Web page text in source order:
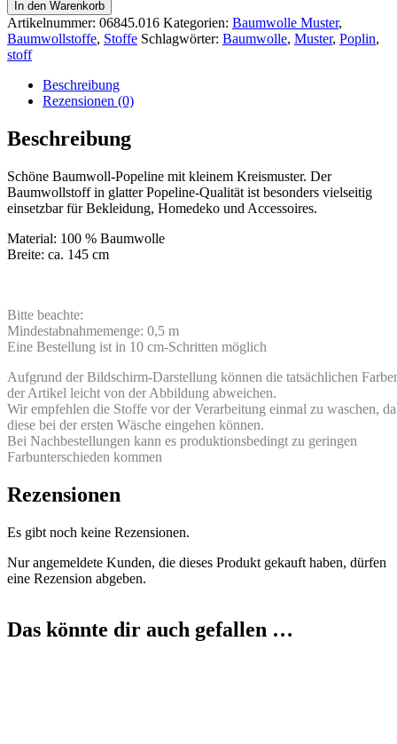
In den Warenkorb
Artikelnummer: 06845.016 Kategorien: Baumwolle Muster,
Baumwollstoffe, Stoffe Schlagwörter: Baumwolle, Muster, Poplin,
stoff
Beschreibung
Rezensionen (0)
Beschreibung
Schöne Baumwoll-Popeline mit kleinem Kreismuster. Der
Baumwollstoff in glatter Popeline-Qualität ist besonders vielseitig
einsetzbar für Bekleidung, Homedeko und Accessoires.
Material: 100 % Baumwolle
Breite: ca. 145 cm
Bitte beachte:
Mindestabnahmemenge: 0,5 m
Eine Bestellung ist in 10 cm-Schritten möglich
Aufgrund der Bildschirm-Darstellung können die tatsächlichen
der Artikel leicht von der Abbildung abweichen.
Wir empfehlen die Stoffe vor der Verarbeitung einmal zu waschen, da
diese bei der ersten Wäsche eingehen können.
Bei Nachbestellungen kann es produktionsbedingt zu geringen
Farbunterschieden kommen
Rezensionen
Es gibt noch keine Rezensionen.
Nur angemeldete Kunden, die dieses Produkt gekauft haben, dürfen
eine Rezension abgeben.
Das könnte dir auch gefallen …